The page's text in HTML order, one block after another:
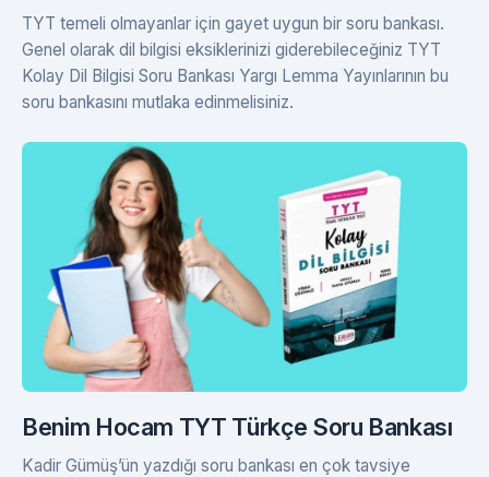
TYT temeli olmayanlar için gayet uygun bir soru bankası.
Genel olarak dil bilgisi eksiklerinizi giderebileceğiniz TYT
Kolay Dil Bilgisi Soru Bankası Yargı Lemma Yayınlarının bu
soru bankasını mutlaka edinmelisiniz.
Benim Hocam TYT Türkçe Soru Bankası
Kadir Gümüş’ün yazdığı soru bankası en çok tavsiye